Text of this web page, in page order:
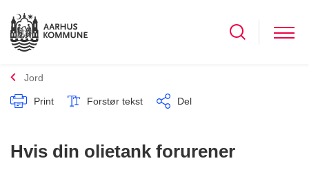
Jord
Print Forstør tekst Del
Hvis din olietank forurener